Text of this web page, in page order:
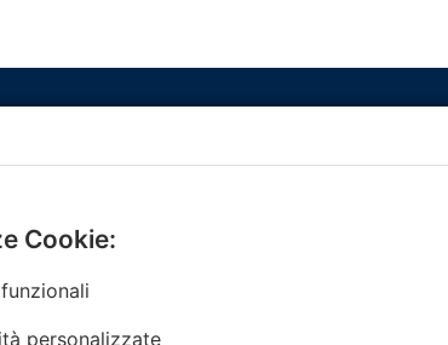
Menù
Home
Servizi
Convenzioni
Cookie:
personalizzate